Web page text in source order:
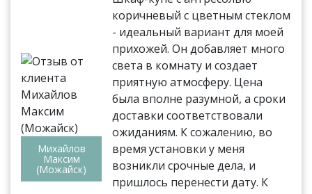
Михайлов
Максим
(Можайск)
коричневый с цветным стеклом
- идеальный вариант для моей
прихожей. Он добавляет много
света в комнату и создает
приятную атмосферу. Цена
была вполне разумной, а сроки
доставки соответствовали
ожиданиям. К сожалению, во
время установки у меня
возникли срочные дела, и
пришлось перенести дату. К